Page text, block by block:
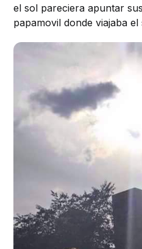
el sol pareciera apuntar
papamovil donde viajaba